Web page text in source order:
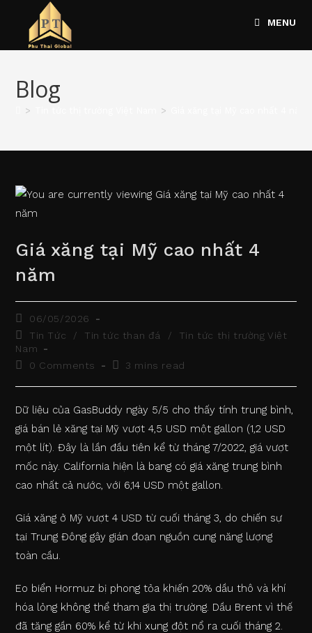
content
MENU
Blog
> >
Giá xăng tại Mỹ cao nhất 4
năm
Post
published:
06/05/2026
Post
category:
Tin Tức / Tin tức than đá /
Tin tức thị trường Việt
Nam
Post0 Comments
Reading
3 mins read
Dữ liệu của GasBuddy ngày 5/5 cho thấy tính trung bình,
giá bán lẻ xăng tại Mỹ vượt 4,5 USD một gallon (1,2 USD
một lít). Đây là lần đầu tiên kể từ tháng 7/2022, giá vượt
mốc này. California hiện là bang có giá xăng trung bình
cao nhất cả nước, với 6,14 USD một gallon.
Giá xăng ở Mỹ vượt 4 USD từ cuối tháng 3, do chiến sự
tại Trung Đông gây gián đoạn nguồn cung năng lượng
toàn cầu.
Eo biển Hormuz bị phong tỏa khiến 20% dầu thô và khí
hóa lỏng không thể tham gia thị trường. Dầu Brent vì thế
đã tăng gần 60% kể từ khi xung đột nổ ra cuối tháng 2.